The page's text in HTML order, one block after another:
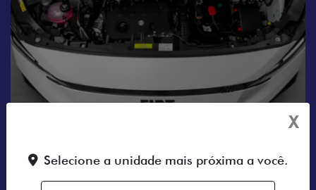
Tenha um dia a dia sem estresse com o Fiat Scudo.
Equipado com um motor 2.2 Turbo Diesel de 150 cv
X
Selecione a unidade mais próxima a você.